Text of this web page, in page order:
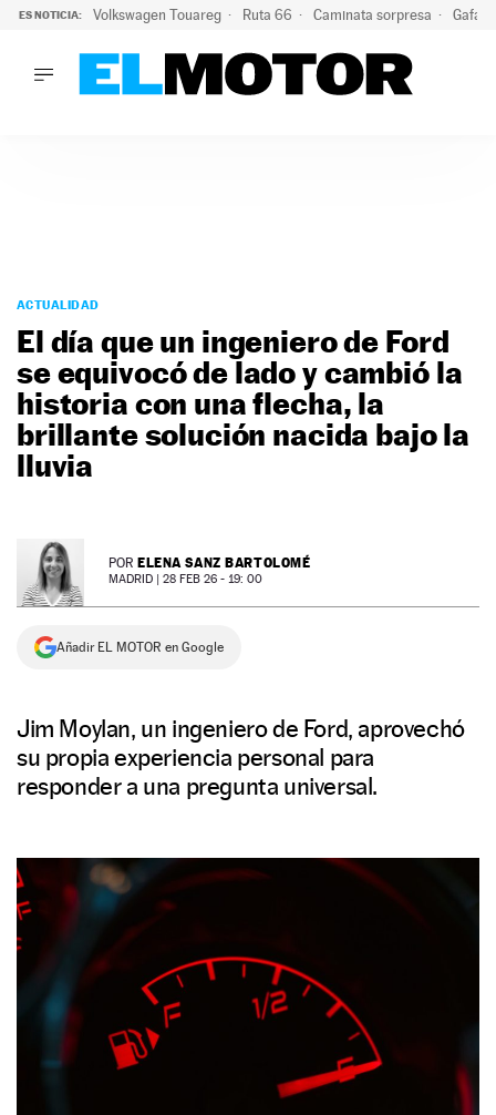
ES NOTICIA: Volkswagen Touareg Ruta 66 Caminata sorpresa Gafas
PODCAST
MOTOS
TECNOLOGÍA
SUPERCOCHES
MOTORTV
PREMIOS
SERVICIOS
SÍGUENOS
ACTUALIDAD
El día que un ingeniero de Ford
se equivocó de lado y cambió la
historia con una flecha, la
brillante solución nacida bajo la
lluvia
POR ELENA SANZ BARTOLOMÉ
MADRID | 28 FEB 26 - 19: 00
Añadir EL MOTOR en Google
Jim Moylan, un ingeniero de Ford, aprovechó
su propia experiencia personal para
responder a una pregunta universal.